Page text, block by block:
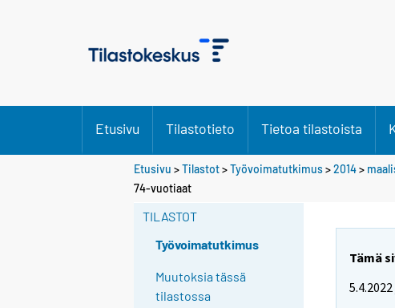
Etusivu Tilastotieto Tietoa tilastoista
Etusivu >Tilastot>Työvoimatutkimus>2014>
74-vuotiaat
TILASTOT
Työvoimatutkimus
Muutoksia tässä
tilastossa
Tämä